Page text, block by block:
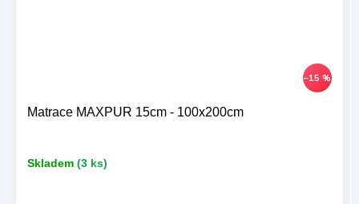
–15 %
Matrace MAXPUR 15cm - 100x200cm
Skladem (3 ks)